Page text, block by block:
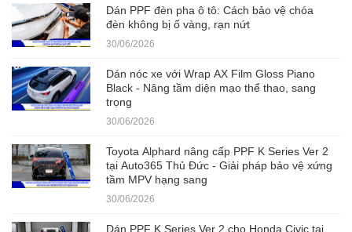
Dán PPF đèn pha ô tô: Cách bảo vệ chóa
đèn không bị ố vàng, rạn nứt
30/06/2026
Dán nóc xe với Wrap AX Film Gloss Piano
Black - Nâng tầm diện mạo thể thao, sang
trọng
30/06/2026
Toyota Alphard nâng cấp PPF K Series Ver 2
tại Auto365 Thủ Đức - Giải pháp bảo vệ xứng
tầm MPV hạng sang
30/06/2026
Dán PPF K Series Ver 2 cho Honda Civic tại